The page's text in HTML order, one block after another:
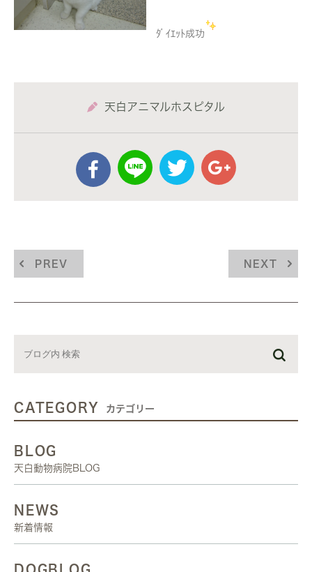
ﾀﾞｲｴｯﾄ成功
天白アニマルホスピタル
PREV NEXT
CATEGORY カテゴリー
BLOG
天白動物病院BLOG
NEWS
新着情報
DOGBLOG